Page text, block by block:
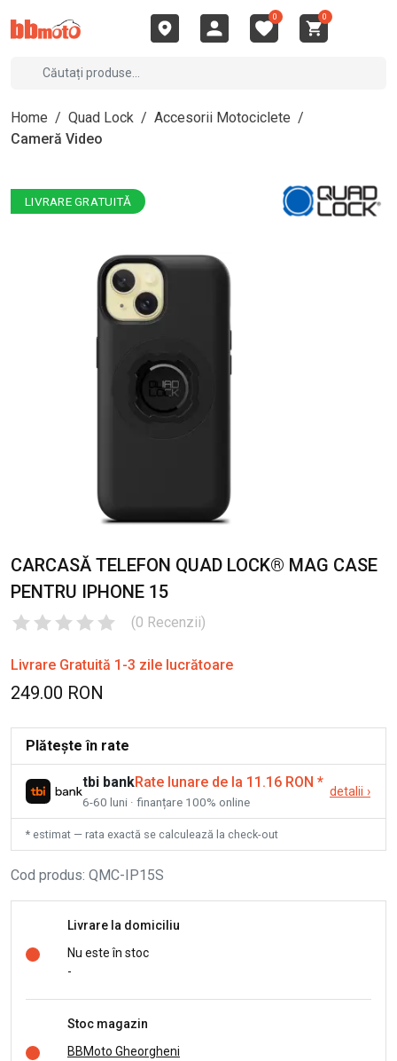
0 0
Home / Quad Lock / Accesorii Motociclete /
Cameră Video
LIVRARE GRATUITĂ
CARCASĂ TELEFON QUAD LOCK® MAG CASE
PENTRU IPHONE 15
(0 Recenzii)
Livrare Gratuită 1-3 zile lucrătoare
249.00 RON
Plătește în rate
tbi bankRate lunare de la 11.16 RON *
6-60 luni · finanțare 100% online
detalii ›
* estimat — rata exactă se calculează la check-out
Cod produs: QMC-IP15S
Livrare la domiciliu
Nu este în stoc
-
Stoc magazin
BBMoto Gheorgheni